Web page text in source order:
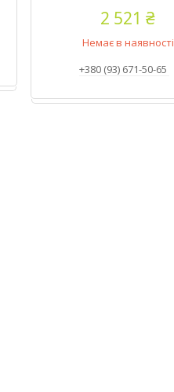
2 521 ₴
Немає в наявності
+380 (93) 671-50-65